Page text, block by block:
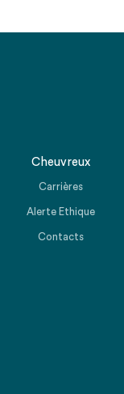
Cheuvreux
Carrières
Alerte Ethique
Contacts